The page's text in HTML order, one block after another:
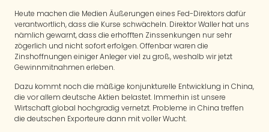
Heute machen die Medien Äußerungen eines Fed-Direktors dafür
verantwortlich, dass die Kurse schwächeln. Direktor Waller hat uns
nämlich gewarnt, dass die erhofften Zinssenkungen nur sehr
zögerlich und nicht sofort erfolgen. Offenbar waren die
Zinshoffnungen einiger Anleger viel zu groß, weshalb wir jetzt
Gewinnmitnahmen erleben.
Dazu kommt noch die mäßige konjunkturelle Entwicklung in China,
die vor allem deutsche Aktien belastet. Immerhin ist unsere
Wirtschaft global hochgradig vernetzt. Probleme in China treffen
die deutschen Exporteure dann mit voller Wucht.